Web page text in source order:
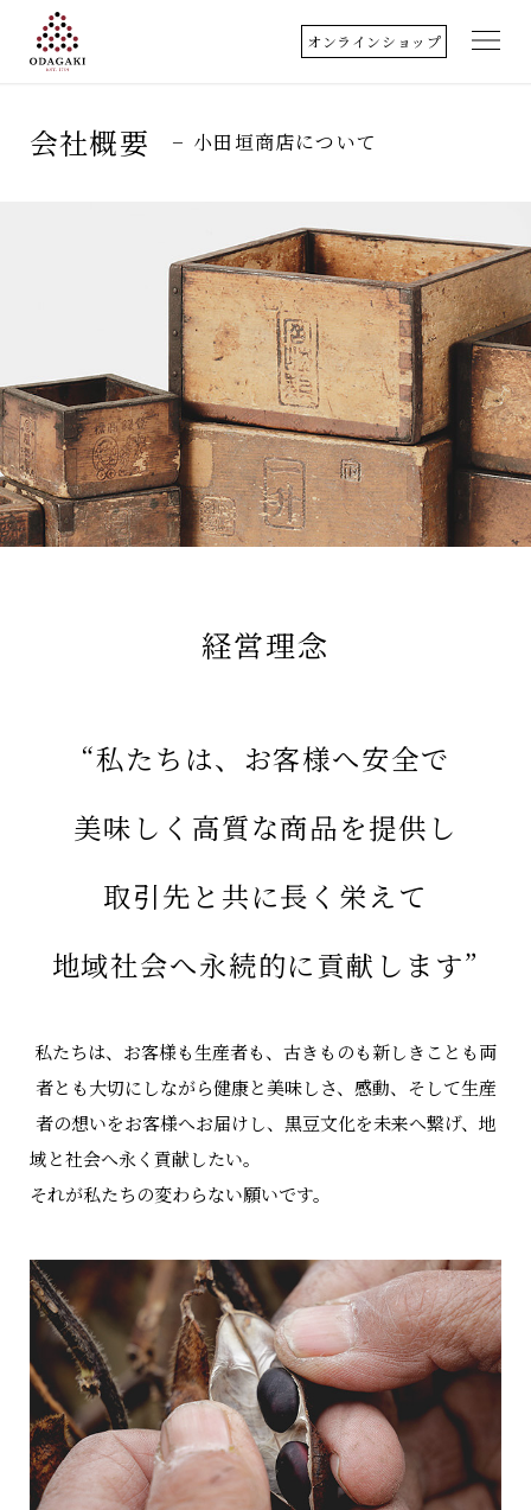
料理歳時記
クッキングレシピ
アクセス
オンラインショップ
会社概要 小田垣商店について
経営理念
“私たちは、お客様へ安全で
美味しく高質な商品を提供し
取引先と共に長く栄えて
地域社会へ永続的に貢献します”
私たちは、お客様も生産者も、古きものも新しきことも両
者とも大切にしながら健康と美味しさ、感動、そして生産
者の想いをお客様へお届けし、 黒豆文化を未来へ繋げ、地
域と社会へ永く貢献したい。
それが私たちの変わらない願いです。